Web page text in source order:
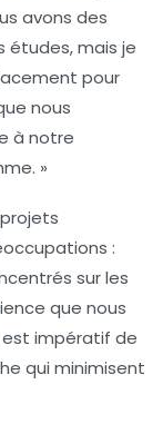
avons des
études, mais je
pour
nous
à notre
»
:
sur les
que nous
est impératif de
qui minimisent